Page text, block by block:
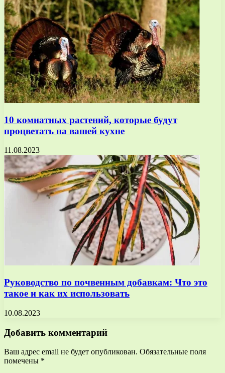
10 комнатных растений, которые будут
процветать на вашей кухне
11.08.2023
Руководство по почвенным добавкам: Что это
такое и как их использовать
10.08.2023
Добавить комментарий
Ваш адрес email не будет опубликован. Обязательные поля
помечены *